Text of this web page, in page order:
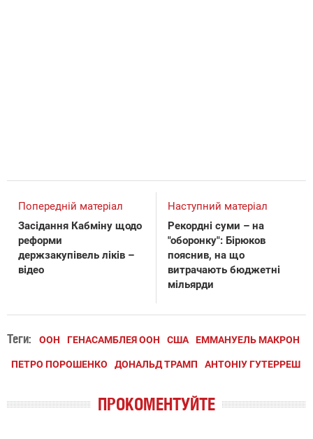
Попередній матеріал
Засідання Кабміну щодо
реформи
держзакупівель ліків –
відео
Наступний матеріал
Рекордні суми – на
"оборонку": Бірюков
пояснив, на що
витрачають бюджетні
мільярди
Теги: ООН ГЕНАСАМБЛЕЯ ООН США ЕММАНУЕЛЬ МАКРОН
ПЕТРО ПОРОШЕНКО ДОНАЛЬД ТРАМП АНТОНІУ ГУТЕРРЕШ
ПРОКОМЕНТУЙТЕ